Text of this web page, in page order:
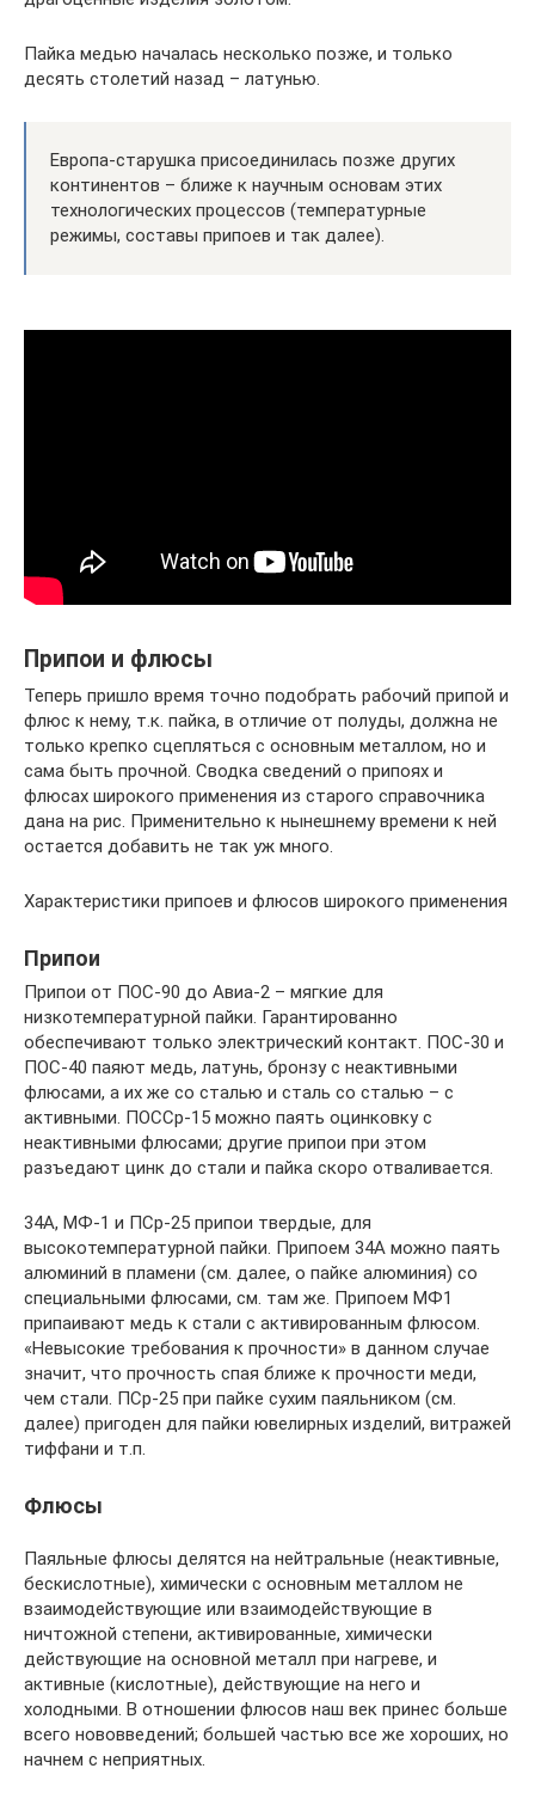
Пайка медью началась несколько позже, и только
десять столетий назад – латунью.
Европа-старушка присоединилась позже других
континентов – ближе к научным основам этих
технологических процессов (температурные
режимы, составы припоев и так далее).
Припои и флюсы
Теперь пришло время точно подобрать рабочий припой и
флюс к нему, т.к. пайка, в отличие от полуды, должна не
только крепко сцепляться с основным металлом, но и
сама быть прочной. Сводка сведений о припоях и
флюсах широкого применения из старого справочника
дана на рис. Применительно к нынешнему времени к ней
остается добавить не так уж много.
Характеристики припоев и флюсов широкого применения
Припои
Припои от ПОС-90 до Авиа-2 – мягкие для
низкотемпературной пайки. Гарантированно
обеспечивают только электрический контакт. ПОС-30 и
ПОС-40 паяют медь, латунь, бронзу с неактивными
флюсами, а их же со сталью и сталь со сталью – с
активными. ПОССр-15 можно паять оцинковку с
неактивными флюсами; другие припои при этом
разъедают цинк до стали и пайка скоро отваливается.
34А, МФ-1 и ПСр-25 припои твердые, для
высокотемпературной пайки. Припоем 34А можно паять
алюминий в пламени (см. далее, о пайке алюминия) со
специальными флюсами, см. там же. Припоем МФ1
припаивают медь к стали с активированным флюсом.
«Невысокие требования к прочности» в данном случае
значит, что прочность спая ближе к прочности меди,
чем стали. ПСр-25 при пайке сухим паяльником (см.
далее) пригоден для пайки ювелирных изделий, витражей
тиффани и т.п.
Флюсы
Паяльные флюсы делятся на нейтральные (неактивные,
бескислотные), химически с основным металлом не
взаимодействующие или взаимодействующие в
ничтожной степени, активированные, химически
действующие на основной металл при нагреве, и
активные (кислотные), действующие на него и
холодными. В отношении флюсов наш век принес больше
всего нововведений; большей частью все же хороших, но
начнем с неприятных.